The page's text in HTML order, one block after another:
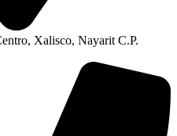
Xalisco, Nayarit C.P.